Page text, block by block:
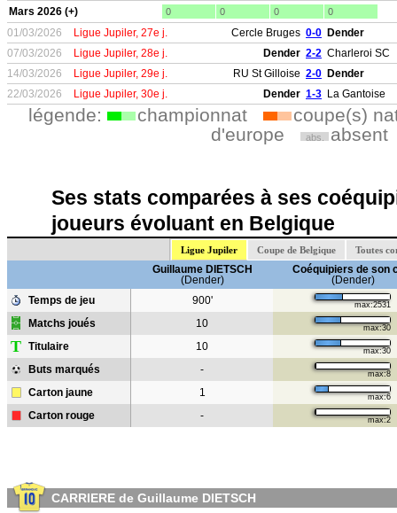
Mars 2026 (+) 0 0 0 0
01/03/2026 Ligue Jupiler, 27e j. Cercle Bruges 0-0 Dender
07/03/2026
Ligue Jupiler, 28e j. Dender 2-2 Charleroi SC
14/03/2026
Ligue Jupiler, 29e j. RU St Gilloise 2-0 Dender
22/03/2026
Ligue Jupiler, 30e j. Dender 1-3 La Gantoise
légende: championnat
coupe(s)
d'europe
abs. absent
Ses stats comparées à ses
joueurs évoluant en Belgique
Ligue Jupiler Coupe de Belgique Toutes
Guillaume DIETSCH
(Dender)
Coéquipiers de son
(Dender)
Temps de jeu
900' max:2531
Matchs joués 10 max:30
T Titulaire 10 max:30
Buts marqués - max:8
Carton jaune 1 max:6
Carton rouge - max:2
CARRIERE de Guillaume DIETSCH